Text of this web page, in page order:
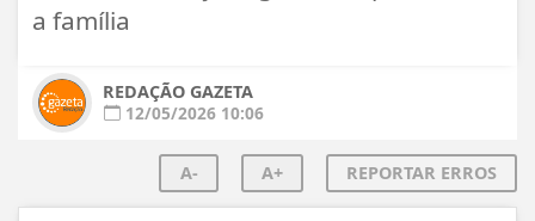
a família
REDAÇÃO GAZETA
12/05/2026 10:06
A- A+ REPORTAR ERROS